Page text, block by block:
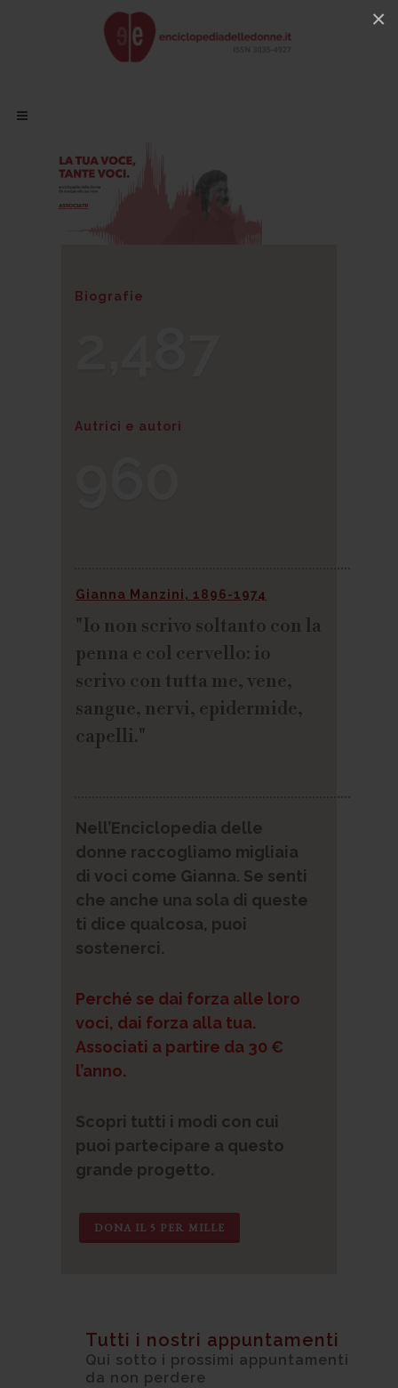
×
Biografie
Autrici e autori
Gianna Manzini, 1896-1974
"Io non scrivo soltanto con la
penna e col cervello: io
scrivo con tutta me, vene,
sangue, nervi, epidermide,
capelli."
Nell’Enciclopedia delle
donne raccogliamo migliaia
di voci come Gianna. Se senti
che anche una sola di queste
ti dice qualcosa, puoi
sostenerci.
Perché se dai forza alle loro
voci, dai forza alla tua.
Associati a partire da 30 €
l’anno.
Scopri tutti i modi con cui
puoi partecipare a questo
grande progetto.
DONA IL 5 PER MILLE
Tutti i nostri appuntamenti
Qui sotto i prossimi appuntamenti
da non perdere